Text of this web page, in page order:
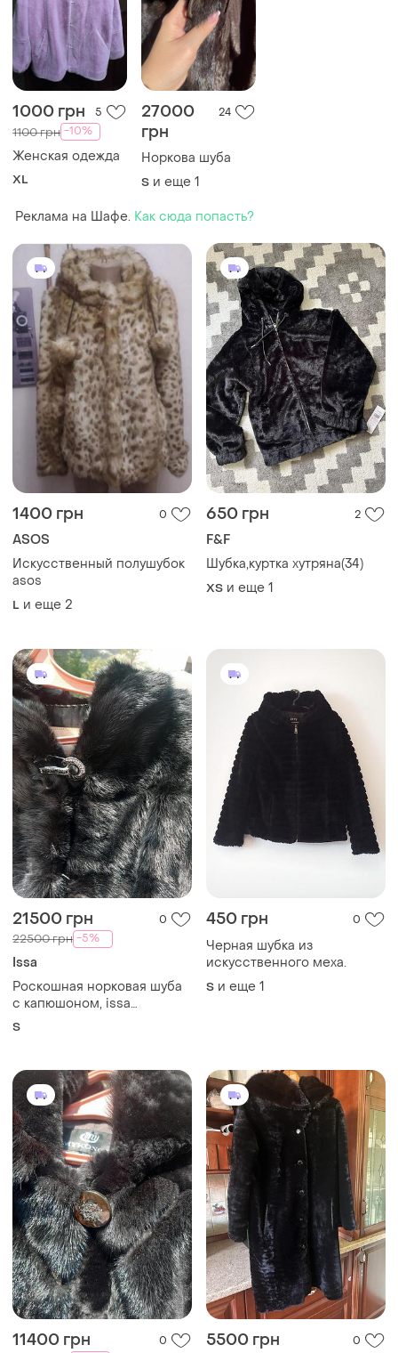
1000 грн 5
1100 грн -10%
Женская одежда
XL
27000
грн
24
Норкова шуба
S и еще 1
Реклама на Шафе. Как сюда попасть?
1400 грн 0
ASOS
Искусственный полушубок
asos
L и еще 2
650 грн 2
F&F
Шубка,куртка хутряна(34)
ХS и еще 1
21500 грн 0
22500 грн -5%
Issa
Роскошная норковая шуба
с капюшоном, issa
exclusive, размер s, длина
S
450 грн 0
Черная шубка из
искусственного меха.
S и еще 1
11400 грн 0 5500 грн 0